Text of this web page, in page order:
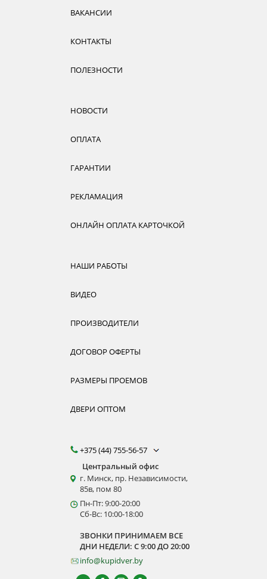
ВАКАНСИИ
КОНТАКТЫ
ПОЛЕЗНОСТИ
НОВОСТИ
ОПЛАТА
ГАРАНТИИ
РЕКЛАМАЦИЯ
ОНЛАЙН ОПЛАТА КАРТОЧКОЙ
НАШИ РАБОТЫ
ВИДЕО
ПРОИЗВОДИТЕЛИ
ДОГОВОР ОФЕРТЫ
РАЗМЕРЫ ПРОЕМОВ
ДВЕРИ ОПТОМ
+375 (44) 755-56-57
Центральный офис
г. Минск, пр. Независимости,
85в, пом 80
Пн-Пт: 9:00-20:00
Сб-Вс: 10:00-18:00
ЗВОНКИ ПРИНИМАЕМ ВСЕ
ДНИ НЕДЕЛИ: С 9:00 ДО 20:00
info@kupidver.by